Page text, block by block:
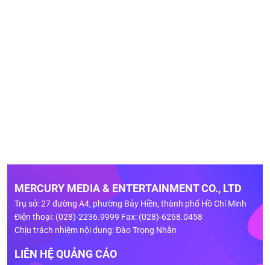
MERCURY MEDIA & ENTERTAINMENT CO., LTD
Trụ sở: 27 đường A4, phường Bảy Hiền, thành phố Hồ Chí Minh
Điện thoại: (028)-2236.9999 Fax: (028)-6268.0458
Chịu trách nhiệm nội dung: Đào Trọng Nhân
LIÊN HỆ QUẢNG CÁO